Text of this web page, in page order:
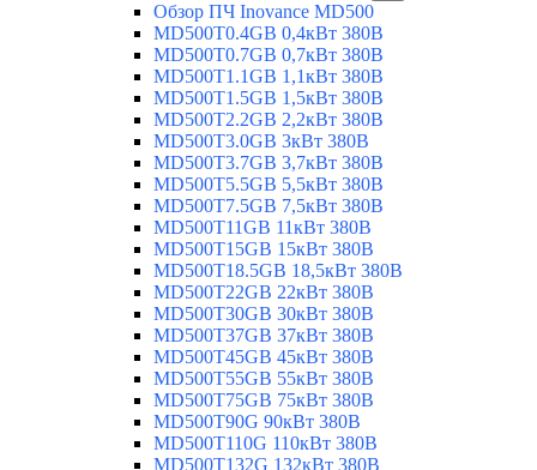
Обзор ПЧ Inovance MD500
MD500T0.4GB 0,4кВт 380В
MD500T0.7GB 0,7кВт 380В
MD500T1.1GB 1,1кВт 380В
MD500T1.5GB 1,5кВт 380В
MD500T2.2GB 2,2кВт 380В
MD500T3.0GB 3кВт 380В
MD500T3.7GB 3,7кВт 380В
MD500T5.5GB 5,5кВт 380В
MD500T7.5GB 7,5кВт 380В
MD500T11GB 11кВт 380В
MD500T15GB 15кВт 380В
MD500T18.5GB 18,5кВт 380В
MD500T22GB 22кВт 380В
MD500T30GB 30кВт 380В
MD500T37GB 37кВт 380В
MD500T45GB 45кВт 380В
MD500T55GB 55кВт 380В
MD500T75GB 75кВт 380В
MD500T90G 90кВт 380В
MD500T110G 110кВт 380В
MD500T132G 132кВт 380В